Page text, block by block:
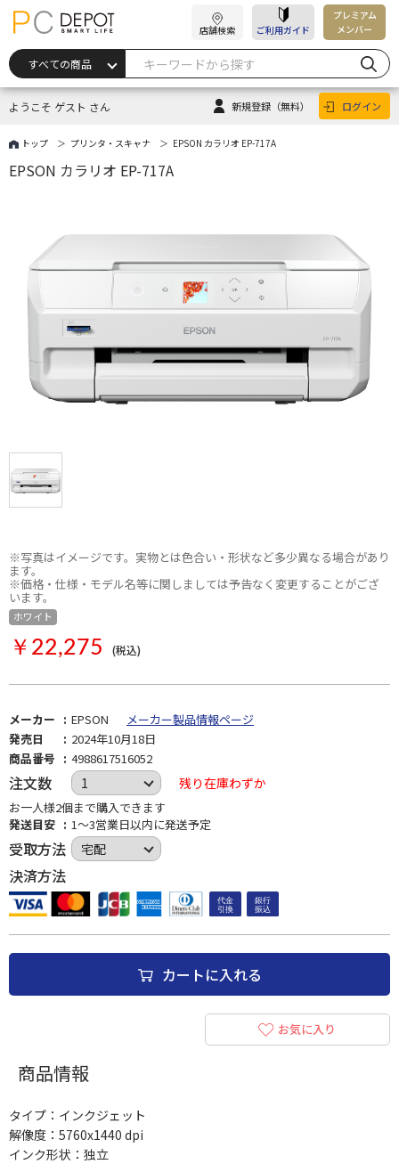
店舗検索 ご利用ガイド
プレミアム
メンバー
ようこそ ゲスト さん 新規登録 （無料） ログイン
トップ プリンタ・スキャナ EPSON カラリオ EP-717A
※写真はイメージです。実物とは色合い・形状など多少異なる場合があり
ます。
※価格・仕様・モデル名等に関しましては予告なく変更することがござ
います。
EPSON カラリオ EP-717A
ホワイト
￥22,275 (税込)
メーカー EPSON
メーカー製品情報ページ
発売日
2024年10月18日
商品番号
4988617516052
注文数 残り在庫わずか
お一人様2個まで購入できます
発送目安
1～3営業日以内に発送予定
受取方法
決済方法
カートに入れる
お気に入り
商品情報
タイプ：インクジェット
解像度：5760x1440 dpi
インク形状：独立